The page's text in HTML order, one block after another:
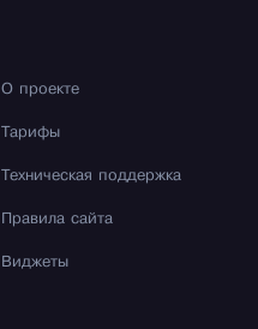
О проекте
Тарифы
Техническая поддержка
Правила сайта
Виджеты